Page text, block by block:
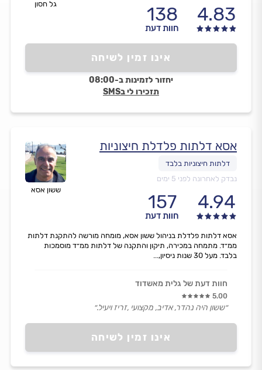
גל חסון 4.83
138
חוות דעת
אינו זמין לשיחה
יחזור לזמינות ב-08:00
תזכירו לי בSMS
ששון אסא
אסא דלתות פלדלת חיצוניות
נבדק לאחרונה לפני 5 ימים
4.94
157
חוות דעת
אינו זמין לשיחה
אסא דלתות פלדלת בניהול ששון אסא, מומחה מורשה להתקנת דלתות
ממ״ד. מתמחה במכירה, תיקון והתקנה של דלתות ממ״ד מוסמכות
בלבד. מעל 30 שנות ניסיון,...
חוות דעת של גלית מאשדוד
5.00
״ששון היה נהדר, אדיב, מקצועי ,זריז ויעיל.״